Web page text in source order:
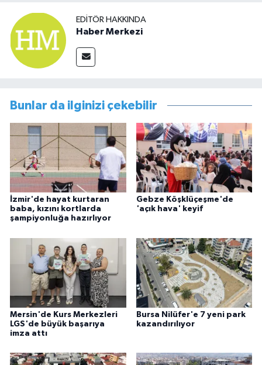
EDITÖR HAKKINDA
Haber Merkezi
Bunlar da ilginizi çekebilir
İzmir'de hayat kurtaran
baba, kızını kortlarda
şampiyonluğa hazırlıyor
Gebze Köşklüçeşme'de
'açık hava' keyif
Mersin'de Kurs Merkezleri
LGS'de büyük başarıya
imza attı
Bursa Nilüfer'e 7 yeni park
kazandırılıyor